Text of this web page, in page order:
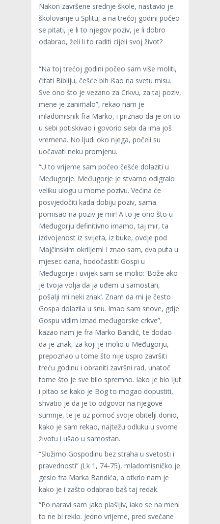
Nakon završene srednje škole, nastavio je
školovanje u Splitu, a na trećoj godini počeo
se pitati, je li to njegov poziv, je li dobro
odabrao, želi li to raditi cijeli svoj život?
“Na toj trećoj godini počeo sam više moliti,
čitati Bibliju, češće bih išao na svetu misu.
Sve ono što je vezano za Crkvu, za taj poziv,
mene je zanimalo”, rekao nam je
mladomisnik fra Marko, i priznao da je on to
u sebi potiskivao i govorio sebi da ima još
vremena. No ljudi oko njega, počeli su
uočavati neku promjenu.
“U to vrijeme sam počeo češće dolaziti u
Međugorje. Međugorje je stvarno odigralo
veliku ulogu u mome pozivu. Većina će
posvjedočiti kada dobiju poziv, sama
pomisao na poziv je mir! A to je ono što u
Međugorju definitivno imamo, taj mir, ta
izdvojenost iz svijeta, iz buke, ovdje pod
Majčinskim okriljem! I znao sam, dva puta u
mjesec dana, hodočastiti Gospi u
Međugorje i uvijek sam se molio: ‘Bože ako
je tvoja volja da ja uđem u samostan,
pošalji mi neki znak’. Znam da mi je često
Gospa dolazila u snu. Imao sam snove, gdje
Gospu vidim iznad međugorske crkve”,
kazao nam je fra Marko Bandić, te dodao
da je znak, za koji je molio u Međugorju,
prepoznao u tome što nije uspio završiti
treću godinu i obraniti završni rad, unatoč
tome što je sve bilo spremno. Iako je bio ljut
i pitao se kako je Bog to mogao dopustiti,
shvatio je da je to odgovor na njegove
sumnje, te je uz pomoć svoje obitelji donio,
kako je sam rekao, najtežu odluku u svome
životu i ušao u samostan.
“Služimo Gospodinu bez straha u svetosti i
pravednosti” (Lk 1, 74-75), mladomisničko je
geslo fra Marka Bandića, a otkrio nam je
kako je i zašto odabrao baš taj redak.
“Po naravi sam jako plašljiv, iako se na meni
to ne bi reklo. Jedno vrijeme, pred svečane